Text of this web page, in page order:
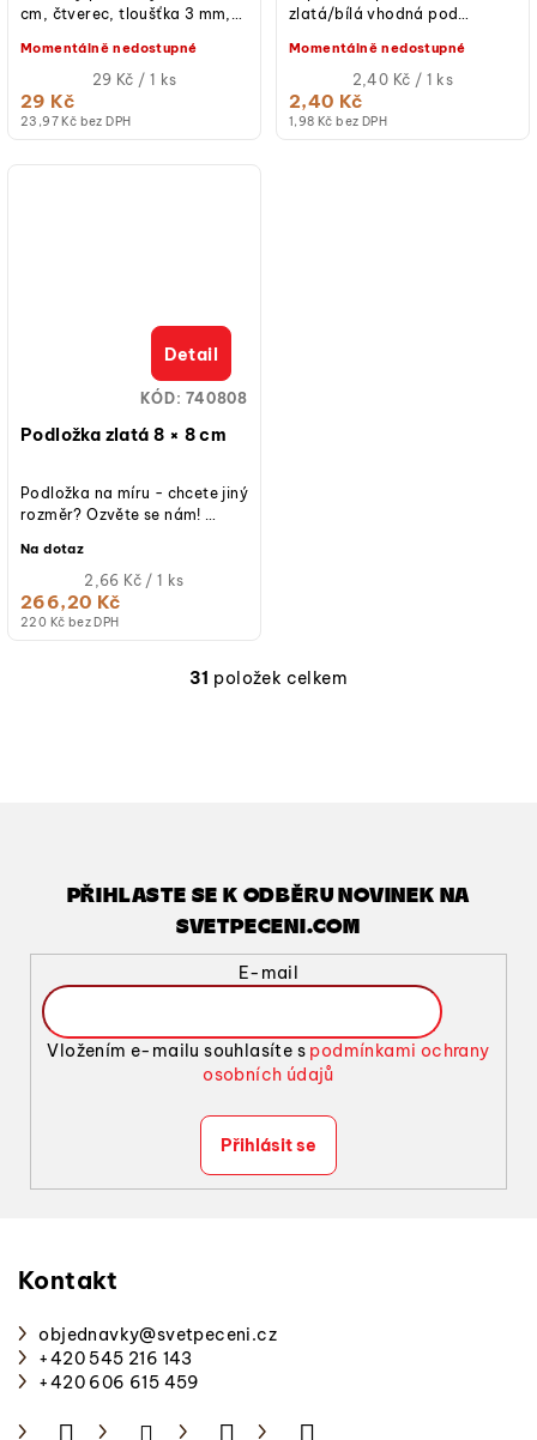
23,97 Kč bez DPH
29 Kč
Měrná
29 Kč / 1 ks
Momentálně nedostupné
cm, čtverec, tloušťka 3 mm,
fólie, kartonová,
nepromastitelná,...
1,98 Kč bez DPH
2,40 Kč
Měrná
cena:
2,40 Kč / 1 ks
Momentálně nedostupné
zlatá/bílá vhodná pod
proti vlhku a mastnotě na
obou stranách....
Podložka zlatá 8 × 8 cm
220 Kč bez DPH
266,20 Kč
Měrná
cena:
2,66 Kč / 1 ks
Na dotaz
Detail
Podložka na míru - chcete jiný
rozměr? Ozvěte se nám!
lepenková, odolná proti vlhku
KÓD:740808
O
í
p
r
v
k
v
ý
i
s
u
31 položek celkem
PŘIHLASTE SE K ODBĚRU NOVINEK NA
SVETPECENI.COM
E-mail
Vložením e-mailu souhlasíte s podmínkami ochrany
osobních údajů
Přihlásit se
Kontakt
objednavky@svetpeceni.cz
+420 545 216 143
+420 606 615 459